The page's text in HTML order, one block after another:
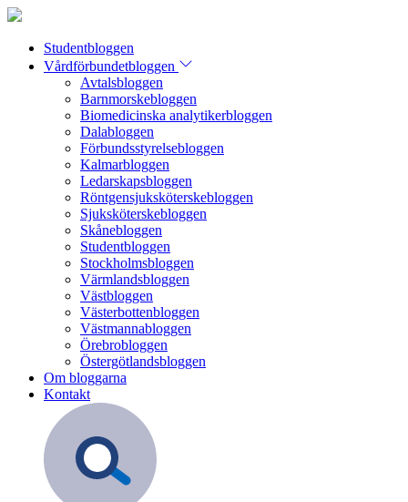
Studentbloggen
Vårdförbundetbloggen
Avtalsbloggen
Barnmorskebloggen
Biomedicinska analytikerbloggen
Dalabloggen
Förbundsstyrelsebloggen
Kalmarbloggen
Ledarskapsbloggen
Röntgensjuksköterskebloggen
Sjuksköterskebloggen
Skånebloggen
Studentbloggen
Stockholmsbloggen
Värmlandsbloggen
Västbloggen
Västerbottenbloggen
Västmannabloggen
Örebrobloggen
Östergötlandsbloggen
Om bloggarna
Kontakt